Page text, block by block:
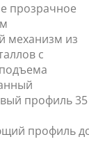
прозрачное
механизм из
с
профиль 35
профиль